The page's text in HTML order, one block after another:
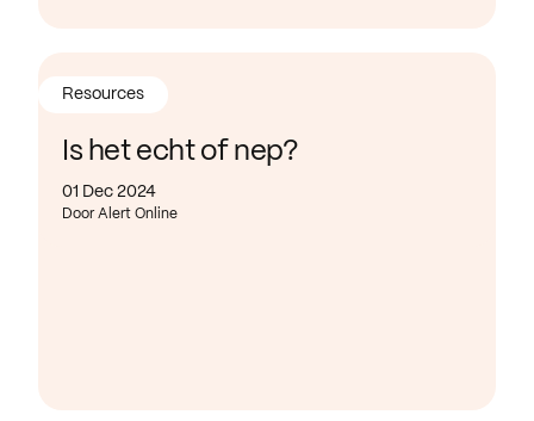
Is het echt of nep?
01 Dec 2024
Door Alert Online
Resources